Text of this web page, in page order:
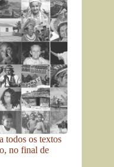
todos os textos
no final de